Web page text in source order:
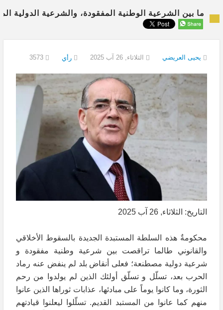
ما بين الشرعية الوطنية المفقودة، والشرعية الدولية
يحيى العريضي الثلاثاء, 26 آب 2025 رأي
التاريخ: الثلاثاء, 26 آب 2025
محكومةٌ هذه السلطة المستبدة الجديدة بالسقوط الأخلاقي
والقانوني طالما تراقصت بين شرعية وطنية مفقودة و
شرعية دولية مصطنعة؛ فعلى أنقاض بلد لم ينفض عنه رماد
الحرب بعد، تسلّل و تسلّق أولئك الذين لم يولدوا من رحم
الثورة، وما كانوا يوماً على مبادئها، عذابات ثوراها الذين عانوا
منهم كما عانوا من المستبد القديم. تسلّلوا ليعلنوا قيادتهم